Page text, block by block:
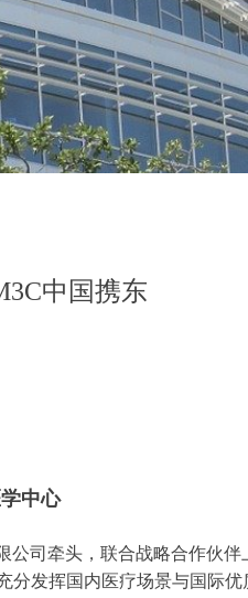
中国携东
中心
司牵头，联合战略合作伙
发挥国内医疗场景与国际